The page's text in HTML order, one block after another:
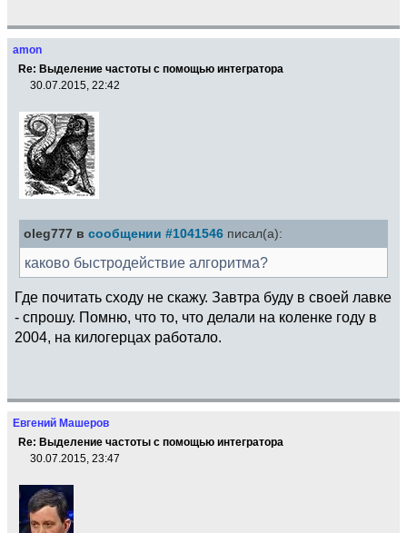
amon
Re: Выделение частоты с помощью интегратора
30.07.2015, 22:42
oleg777 в сообщении #1041546 писал(а):
каково быстродействие алгоритма?
Где почитать сходу не скажу. Завтра буду в своей лавке
- спрошу. Помню, что то, что делали на коленке году в
2004, на килогерцах работало.
Евгений Машеров
Re: Выделение частоты с помощью интегратора
30.07.2015, 23:47